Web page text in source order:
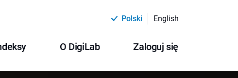
Polski English
O DigiLab Zaloguj się